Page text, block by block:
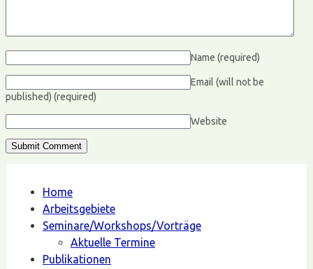
Name (required)
Email (will not be
published) (required)
Website
Home
Arbeitsgebiete
Seminare/Workshops/Vorträge
Aktuelle Termine
Publikationen